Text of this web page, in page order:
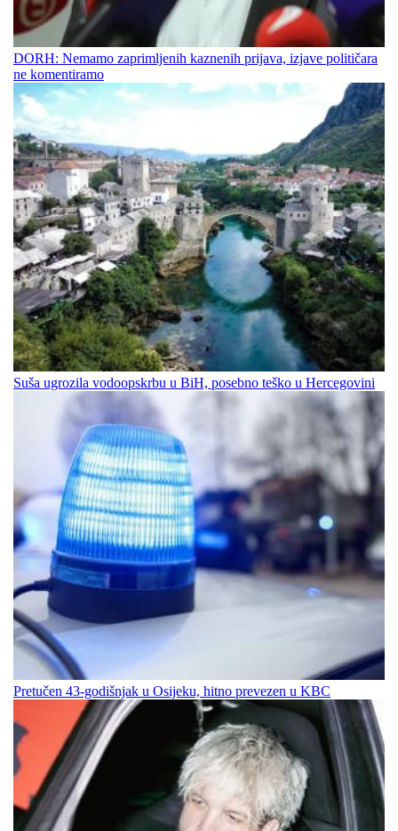
DORH: Nemamo zaprimljenih kaznenih prijava, izjave političara
ne komentiramo
Suša ugrozila vodoopskrbu u BiH, posebno teško u Hercegovini
Pretučen 43-godišnjak u Osijeku, hitno prevezen u KBC